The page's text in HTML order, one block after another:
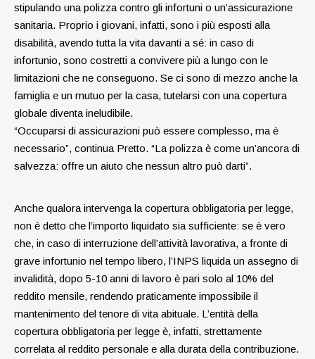
stipulando una polizza contro gli infortuni o un’assicurazione
sanitaria. Proprio i giovani, infatti, sono i più esposti alla
disabilità, avendo tutta la vita davanti a sé: in caso di
infortunio, sono costretti a convivere più a lungo con le
limitazioni che ne conseguono. Se ci sono di mezzo anche la
famiglia e un mutuo per la casa, tutelarsi con una copertura
globale diventa ineludibile.
“Occuparsi di assicurazioni può essere complesso, ma è
necessario”, continua Pretto. “La polizza è come un’ancora di
salvezza: offre un aiuto che nessun altro può darti”.
Anche qualora intervenga la copertura obbligatoria per legge,
non è detto che l’importo liquidato sia sufficiente: se è vero
che, in caso di interruzione dell’attività lavorativa, a fronte di
grave infortunio nel tempo libero, l’INPS liquida un assegno di
invalidità, dopo 5-10 anni di lavoro è pari solo al 10% del
reddito mensile, rendendo praticamente impossibile il
mantenimento del tenore di vita abituale. L’entità della
copertura obbligatoria per legge è, infatti, strettamente
correlata al reddito personale e alla durata della contribuzione.